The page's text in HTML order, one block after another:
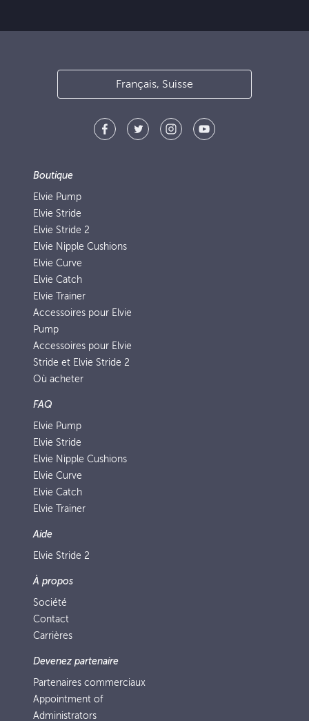
Français, Suisse
Boutique
Elvie Pump
Elvie Stride
Elvie Stride 2
Elvie Nipple Cushions
Elvie Curve
Elvie Catch
Elvie Trainer
Accessoires pour Elvie
Pump
Accessoires pour Elvie
Stride et Elvie Stride 2
Où acheter
FAQ
Elvie Pump
Elvie Stride
Elvie Nipple Cushions
Elvie Curve
Elvie Catch
Elvie Trainer
Aide
Elvie Stride 2
À propos
Société
Contact
Carrières
Devenez partenaire
Partenaires commerciaux
Appointment of
Administrators